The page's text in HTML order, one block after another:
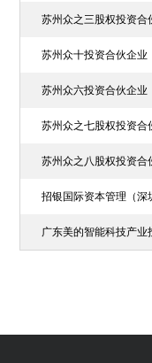
苏州众之三股权投资合
苏州众十投资合伙企业
苏州众六投资合伙企业
苏州众之七股权投资合
苏州众之八股权投资合
招银国际资本管理（
广东美的智能科技产业